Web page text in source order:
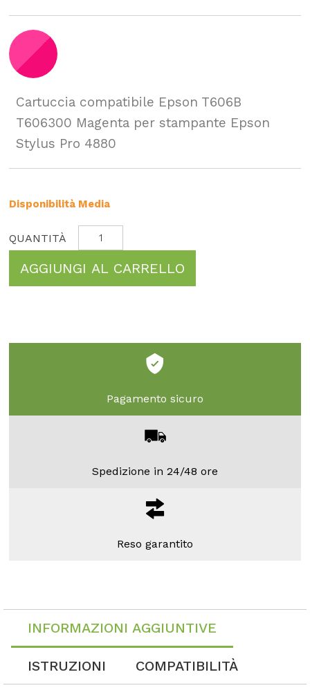
Cartuccia compatibile Epson T606B
T606300 Magenta per stampante Epson
Stylus Pro 4880
Disponibilità Media
AGGIUNGI AL CARRELLO
Pagamento sicuro
Spedizione in 24/48 ore
Reso garantito
INFORMAZIONI AGGIUNTIVE
ISTRUZIONI COMPATIBILITÀ